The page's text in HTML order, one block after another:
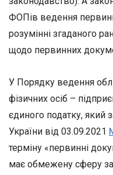
ФОПів ведення
розумінні згаданого
щодо первинних
У Порядку ведення
фізичних осіб –
єдиного податку, який
України від 03.09.2021
терміну «первинні
має обмежену сферу